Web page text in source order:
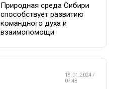
Природная среда Сибири
способствует развитию
командного духа и
взаимопомощи
18.01.2024 /
07:48